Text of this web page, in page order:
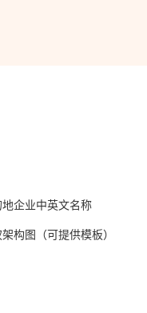
企业中英文名称
构图（可提供模板）